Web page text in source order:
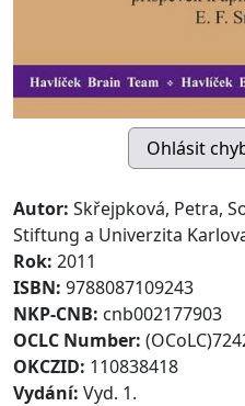
Autor: Skřejpková, Petra,
Stiftung a Univerzita
Rok: 2011
ISBN: 9788087109243
NKP-CNB: cnb002177903
OCLC Number:
OKCZID: 110838418
Vydání: Vyd. 1.